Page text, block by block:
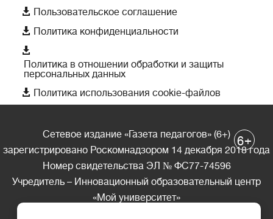
 Пользовательское соглашение
 Политика конфиденциальности

Политика в отношении обработки и защиты
персональных данных
 Политика использования cookie-файлов
Сетевое издание «Газета педагогов» (6+)
зарегистрировано Роскомнадзором 14 декабря 2018 года
Номер свидетельства ЭЛ № ФС77-74596
Учредитель – Инновационный образовательный центр
«Мой университет»
6+